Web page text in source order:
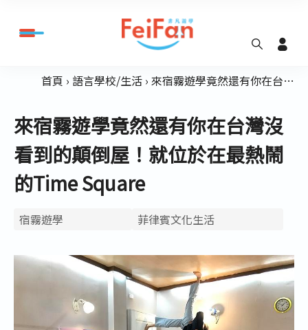
首頁 語言學校/生活 來宿霧遊學竟然還有你在台灣沒看到的顛倒屋！就位於在最熱鬧的Time Square
來宿霧遊學竟然還有你在台灣沒
看到的顛倒屋！就位於在最熱鬧
的Time Square
宿霧遊學 菲律賓文化生活